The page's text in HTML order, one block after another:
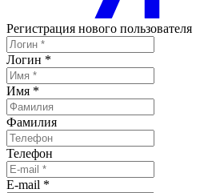
Регистрация нового пользователя
Логин *
Имя *
Фамилия
Телефон
E-mail *